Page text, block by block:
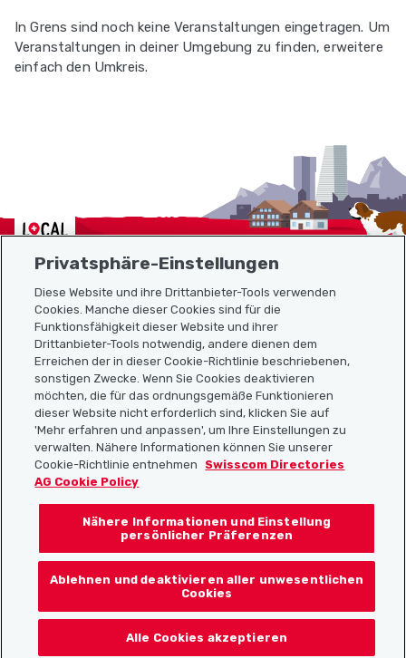
In Grens sind noch keine Veranstaltungen eingetragen. Um
Veranstaltungen in deiner Umgebung zu finden, erweitere
einfach den Umkreis.
Localcities
Sitemap
Nützliche Links
Localcities App herunterladen
Folgt uns auf:
Privatsphäre-Einstellungen
Diese Website und ihre Drittanbieter-Tools verwenden
Cookies. Manche dieser Cookies sind für die
Funktionsfähigkeit dieser Website und ihrer
Drittanbieter-Tools notwendig, andere dienen dem
Erreichen der in dieser Cookie-Richtlinie beschriebenen,
sonstigen Zwecke. Wenn Sie Cookies deaktivieren
möchten, die für das ordnungsgemäße Funktionieren
dieser Website nicht erforderlich sind, klicken Sie auf
'Mehr erfahren und anpassen', um Ihre Einstellungen zu
verwalten. Nähere Informationen können Sie unserer
Cookie-Richtlinie entnehmen
Swisscom Directories
AG Cookie Policy
Nähere Informationen und Einstellung
persönlicher Präferenzen
Ablehnen und deaktivieren aller unwesentlichen
Cookies
Alle Cookies akzeptieren